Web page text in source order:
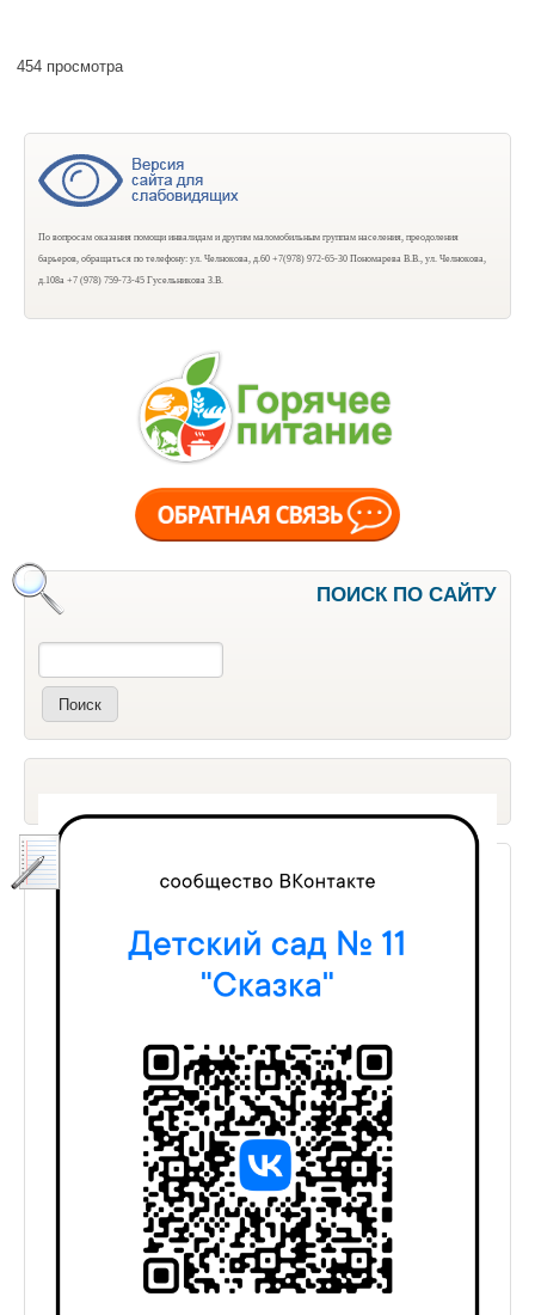
454 просмотра
По вопросам оказания помощи инвалидам и другим маломобильным группам населения, преодоления
барьеров, обращаться по телефону: ул. Челнокова, д.60 +7(978) 972-65-30 Пономарева В.В., ул. Челнокова,
д.108а +7 (978) 759-73-45 Гусельникова З.В.
ПОИСК ПО САЙТУ
Поиск